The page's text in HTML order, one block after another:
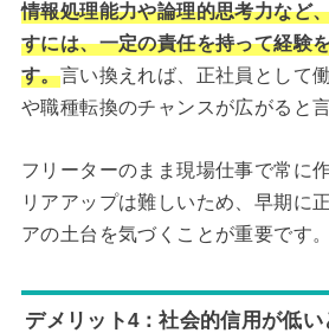
情報処理能力や論理的思考力など
すには、一定の責任を持って経験
す。言い換えれば、正社員として
や職種転換のチャンスが広がると
フリーターのまま現場仕事で常に
リアアップは難しいため、早期に
アの土台を気づくことが重要です。
デメリット4：社会的信用が低